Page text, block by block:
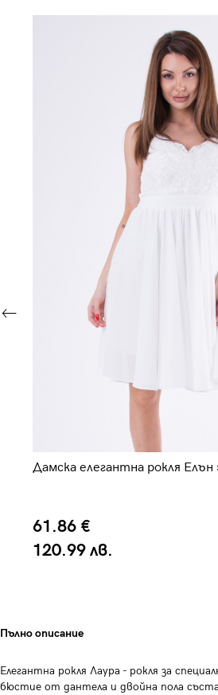
Дамска елегантна рокля Елън
61.86 €
120.99 лв.
Пълно описание
Елегантна рокля Лаура - рокля за
бюстие от дантела и двойна пола